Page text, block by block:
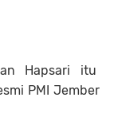
Hapsari itu
PMI Jember